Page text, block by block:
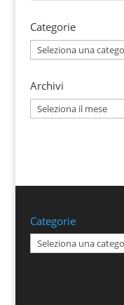
Categorie
Categorie
Archivi
Archivi
Categorie
Categorie